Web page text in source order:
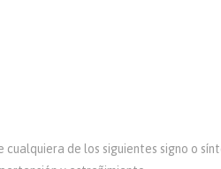
de los siguientes signo o